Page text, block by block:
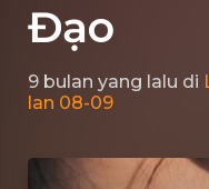
Đạo
9 bulan yang lalu di
lan 08-09